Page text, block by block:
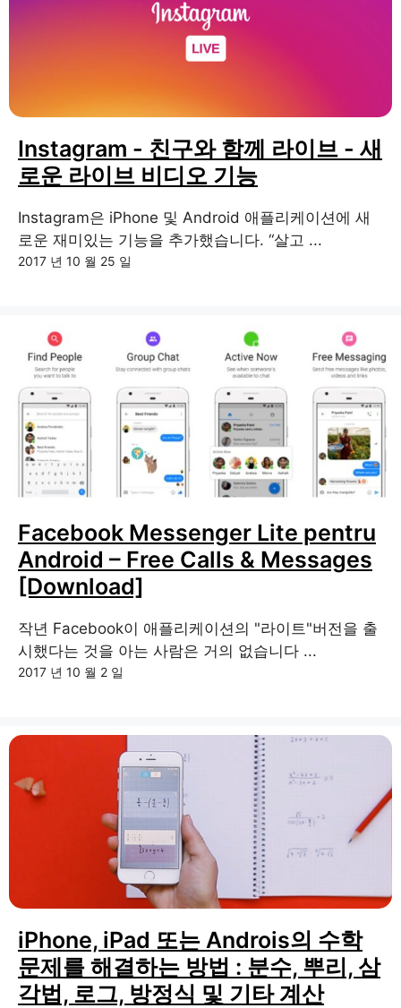
Instagram - 친구와 함께 라이브 - 새
로운 라이브 비디오 기능
Instagram은 iPhone 및 Android 애플리케이션에 새
로운 재미있는 기능을 추가했습니다. “살고 ...
2017 년 10 월 25 일
Facebook Messenger Lite pentru
Android – Free Calls & Messages
[Download]
작년 Facebook이 애플리케이션의 "라이트"버전을 출
시했다는 것을 아는 사람은 거의 없습니다 ...
2017 년 10 월 2 일
iPhone, iPad 또는 Androis의 수학
문제를 해결하는 방법 : 분수, 뿌리, 삼
각법, 로그, 방정식 및 기타 계산